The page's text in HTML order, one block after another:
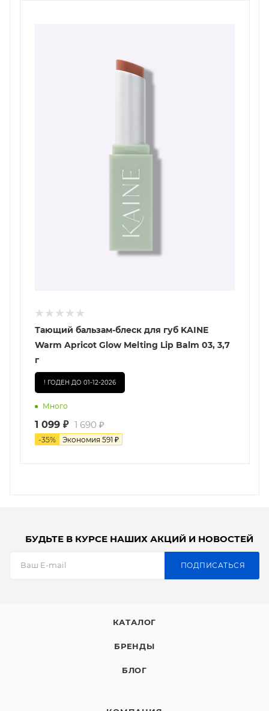
Тающий бальзам-блеск для губ KAINE
Warm Apricot Glow Melting Lip Balm 03, 3,7
г
! ГОДЕН ДО 01-12-2026
Много
1 099 ₽ 1 690 ₽
-35% Экономия 591 ₽
БУДЬТЕ В КУРСЕ НАШИХ АКЦИЙ И НОВОСТЕЙ
ПОДПИСАТЬСЯ
КАТАЛОГ
БРЕНДЫ
БЛОГ